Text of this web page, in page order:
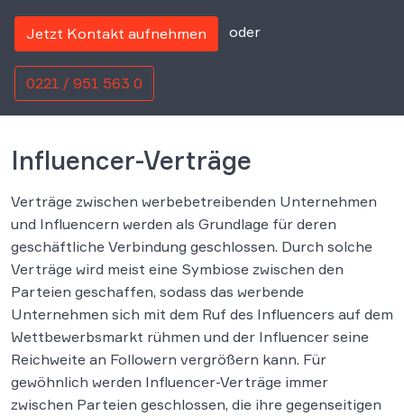
Jetzt Kontakt aufnehmen oder
0221 / 951 563 0
Influencer-Verträge
Verträge zwischen werbebetreibenden Unternehmen
und Influencern werden als Grundlage für deren
geschäftliche Verbindung geschlossen. Durch solche
Verträge wird meist eine Symbiose zwischen den
Parteien geschaffen, sodass das werbende
Unternehmen sich mit dem Ruf des Influencers auf dem
Wettbewerbsmarkt rühmen und der Influencer seine
Reichweite an Followern vergrößern kann. Für
gewöhnlich werden Influencer-Verträge immer
zwischen Parteien geschlossen, die ihre gegenseitigen